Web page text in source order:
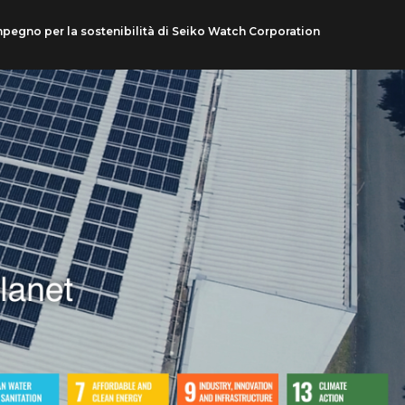
per la sostenibilità di Seiko Watch Corporation